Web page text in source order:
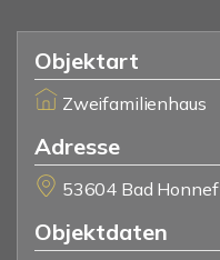
Objektart
Zweifamilienhaus
Adresse
53604 Bad Honnef
Objektdaten